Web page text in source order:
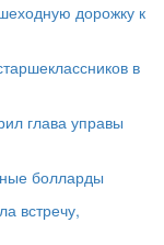
дорожку к
в
глава управы
болларды
встречу,